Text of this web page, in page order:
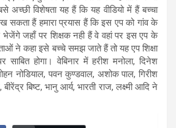
विशेषता यह हैं कि यह वीडियो में हैं बच्चा
सकता हैं हमारा प्रयास हैं कि इस एप को गांव के
जहाँ पर शिक्षक नही हैं वे वहां पर इस एप के
ने कहा इसे बच्चे समझ जाते हैं तो यह एप शिक्षा
होगा। वेबिनार में हरीश मनोला, दिनेश
नोडियाल, पवन कुण्डवाल, अशोक पाल, गिरीश
बिष्ट, भानु आर्य, भारती राज, लक्ष्मी आदि ने